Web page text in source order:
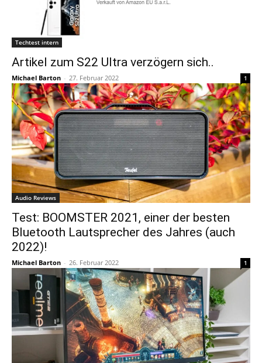
Techtest intern
Artikel zum S22 Ultra verzögern sich..
Michael Barton - 27. Februar 2022 1
Audio Reviews
Test: BOOMSTER 2021, einer der besten
Bluetooth Lautsprecher des Jahres (auch
2022)!
Michael Barton - 26. Februar 2022 1